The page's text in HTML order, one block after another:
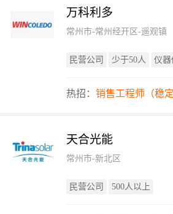
万科利多
常州市-常州经开区-遥观镇
民营公司 少于50人 仪器
热招： 销售工程师（稳
天合光能
常州市-新北区
民营公司 500人以上